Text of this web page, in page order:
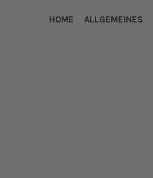
HOME ALLGEMEINES